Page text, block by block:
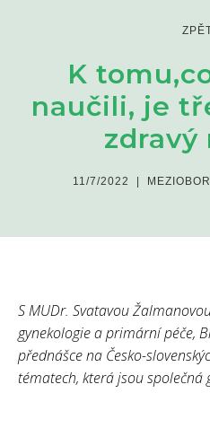
K
naučili, je
zdravý
11/7/2022 |
S MUDr. Svatavou
gynekologie a primární péče,
přednášce na Česko-
tématech, která jsou společná